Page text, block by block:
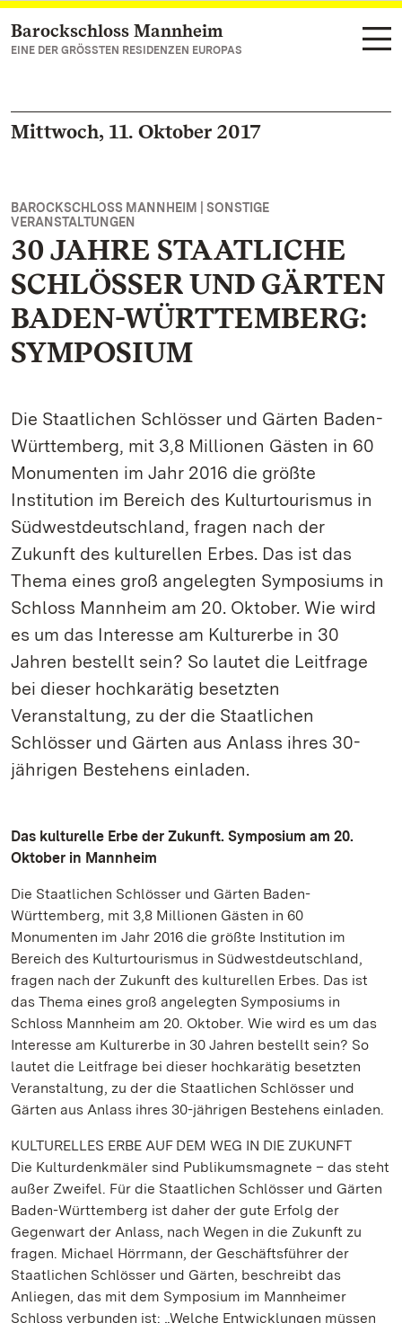
Zum Hauptinhalt springen
Barockschloss Mannheim
EINE DER GRÖSSTEN RESIDENZEN EUROPAS
Mittwoch, 11. Oktober 2017
BAROCKSCHLOSS MANNHEIM | SONSTIGE
VERANSTALTUNGEN
30 JAHRE STAATLICHE
SCHLÖSSER UND GÄRTEN
BADEN-WÜRTTEMBERG:
SYMPOSIUM
Die Staatlichen Schlösser und Gärten Baden-
Württemberg, mit 3,8 Millionen Gästen in 60
Monumenten im Jahr 2016 die größte
Institution im Bereich des Kulturtourismus in
Südwestdeutschland, fragen nach der
Zukunft des kulturellen Erbes. Das ist das
Thema eines groß angelegten Symposiums in
Schloss Mannheim am 20. Oktober. Wie wird
es um das Interesse am Kulturerbe in 30
Jahren bestellt sein? So lautet die Leitfrage
bei dieser hochkarätig besetzten
Veranstaltung, zu der die Staatlichen
Schlösser und Gärten aus Anlass ihres 30-
jährigen Bestehens einladen.
Das kulturelle Erbe der Zukunft. Symposium am 20.
Oktober in Mannheim
Die Staatlichen Schlösser und Gärten Baden-
Württemberg, mit 3,8 Millionen Gästen in 60
Monumenten im Jahr 2016 die größte Institution im
Bereich des Kulturtourismus in Südwestdeutschland,
fragen nach der Zukunft des kulturellen Erbes. Das ist
das Thema eines groß angelegten Symposiums in
Schloss Mannheim am 20. Oktober. Wie wird es um das
Interesse am Kulturerbe in 30 Jahren bestellt sein? So
lautet die Leitfrage bei dieser hochkarätig besetzten
Veranstaltung, zu der die Staatlichen Schlösser und
Gärten aus Anlass ihres 30-jährigen Bestehens einladen.
KULTURELLES ERBE AUF DEM WEG IN DIE ZUKUNFT
Die Kulturdenkmäler sind Publikumsmagnete – das steht
außer Zweifel. Für die Staatlichen Schlösser und Gärten
Baden-Württemberg ist daher der gute Erfolg der
Gegenwart der Anlass, nach Wegen in die Zukunft zu
fragen. Michael Hörrmann, der Geschäftsführer der
Staatlichen Schlösser und Gärten, beschreibt das
Anliegen, das mit dem Symposium im Mannheimer
Schloss verbunden ist: „Welche Entwicklungen müssen